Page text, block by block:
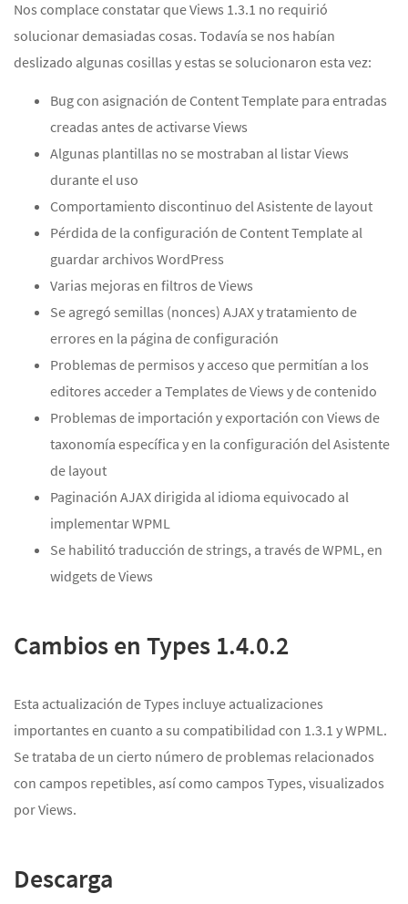
Nos complace constatar que Views 1.3.1 no requirió
solucionar demasiadas cosas. Todavía se nos habían
deslizado algunas cosillas y estas se solucionaron esta vez:
Bug con asignación de Content Template para entradas
creadas antes de activarse Views
Algunas plantillas no se mostraban al listar Views
durante el uso
Comportamiento discontinuo del Asistente de layout
Pérdida de la configuración de Content Template al
guardar archivos WordPress
Varias mejoras en filtros de Views
Se agregó semillas (nonces) AJAX y tratamiento de
errores en la página de configuración
Problemas de permisos y acceso que permitían a los
editores acceder a Templates de Views y de contenido
Problemas de importación y exportación con Views de
taxonomía específica y en la configuración del Asistente
de layout
Paginación AJAX dirigida al idioma equivocado al
implementar WPML
Se habilitó traducción de strings, a través de WPML, en
widgets de Views
Cambios en Types 1.4.0.2
Esta actualización de Types incluye actualizaciones
importantes en cuanto a su compatibilidad con 1.3.1 y WPML.
Se trataba de un cierto número de problemas relacionados
con campos repetibles, así como campos Types, visualizados
por Views.
Descarga